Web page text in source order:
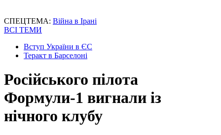
СПЕЦТЕМА: Війна в Ірані
ВСІ ТЕМИ
Вступ України в ЄС
Теракт в Барселоні
Російського пілота
Формули-1 вигнали із
нічного клубу